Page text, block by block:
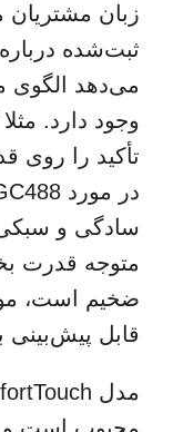
زبان
ثبت‌شده
می‌دهد الگوی
تأکید را روی
سادگی و
متوجه قدرت
ضخیم است،
قابل